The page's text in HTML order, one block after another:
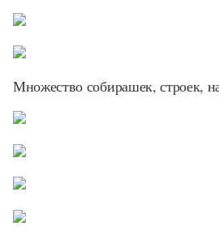
Множество собирашек, строек,